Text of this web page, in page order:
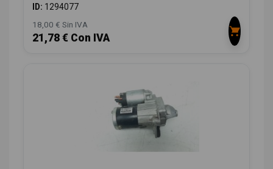
ID: 1294077
18,00 € Sin IVA
21,78 € Con IVA